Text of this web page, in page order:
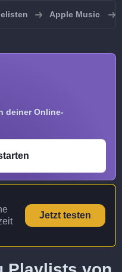
Apple Music
deiner Online-
Jetzt testen